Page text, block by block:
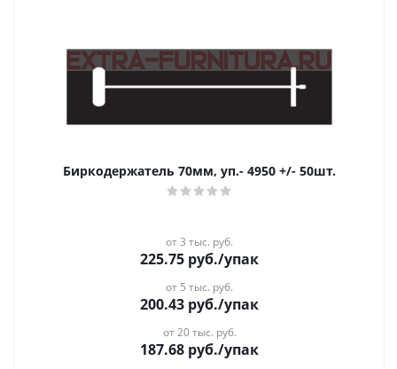
Биркодержатель 70мм, уп.- 4950 +/- 50шт.
от 3 тыс. руб.
225.75 руб./упак
от 5 тыс. руб.
200.43 руб./упак
от 20 тыс. руб.
187.68 руб./упак